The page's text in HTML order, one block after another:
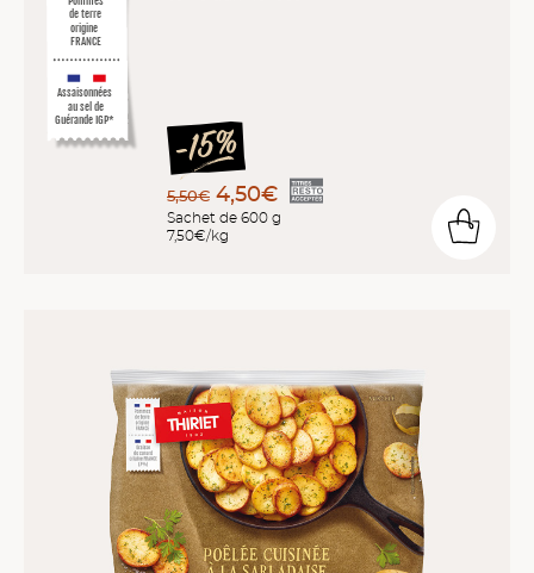
de terre
origine
FRANCE
Assaisonnées
au sel de
Guérande IGP*
5,50€ 4,50€
Sachet de 600 g
7,50€/kg